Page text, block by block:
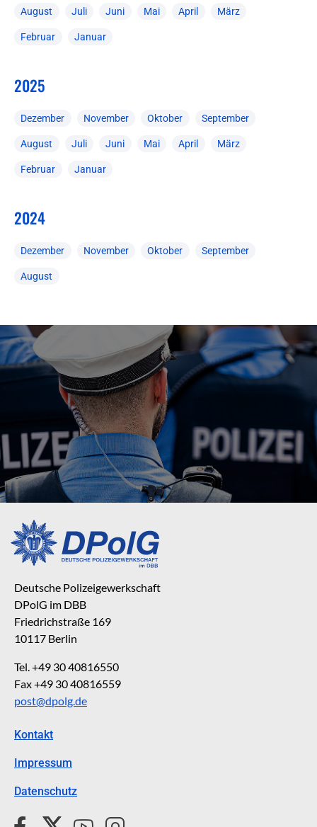
August Juli Juni Mai April März
Februar Januar
2025
Dezember November Oktober September
August Juli Juni Mai April März
Februar Januar
2024
Dezember November Oktober September
August
Deutsche Polizeigewerkschaft
DPolG im DBB
Friedrichstraße 169
10117 Berlin
Tel. +49 30 40816550
Fax +49 30 40816559
post@dpolg.de
Kontakt
Impressum
Datenschutz